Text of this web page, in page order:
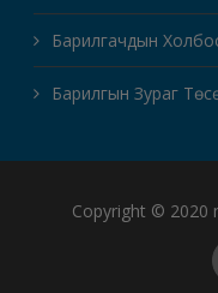
Барилгачдын
Барилгын Зураг
Copyright © 2020